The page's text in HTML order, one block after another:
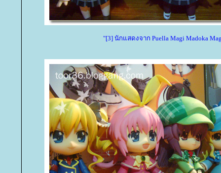
"[3] นักแสดงจาก Puella Magi Madoka